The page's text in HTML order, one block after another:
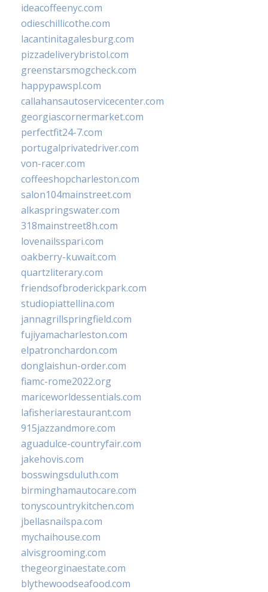
ideacoffeenyc.com
odieschillicothe.com
lacantinitagalesburg.com
pizzadeliverybristol.com
greenstarsmogcheck.com
happypawspl.com
callahansautoservicecenter.com
georgiascornermarket.com
perfectfit24-7.com
portugalprivatedriver.com
von-racer.com
coffeeshopcharleston.com
salon104mainstreet.com
alkaspringswater.com
318mainstreet8h.com
lovenailsspari.com
oakberry-kuwait.com
quartzliterary.com
friendsofbroderickpark.com
studiopiattellina.com
jannagrillspringfield.com
fujiyamacharleston.com
elpatronchardon.com
donglaishun-order.com
fiamc-rome2022.org
mariceworldessentials.com
lafisheriarestaurant.com
915jazzandmore.com
aguadulce-countryfair.com
jakehovis.com
bosswingsduluth.com
birminghamautocare.com
tonyscountrykitchen.com
jbellasnailspa.com
mychaihouse.com
alvisgrooming.com
thegeorginaestate.com
blythewoodseafood.com